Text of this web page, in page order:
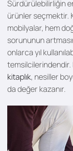
Sürdürülebilirliğin
ürünler seçmektir.
mobilyalar, hem
sorununun
onlarca yıl
kitaplık, nesiller
da değer kazanır.